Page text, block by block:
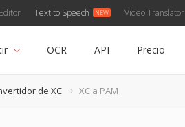
Text to Speech Video Translator
OCR API Precio
de XC XC a PAM